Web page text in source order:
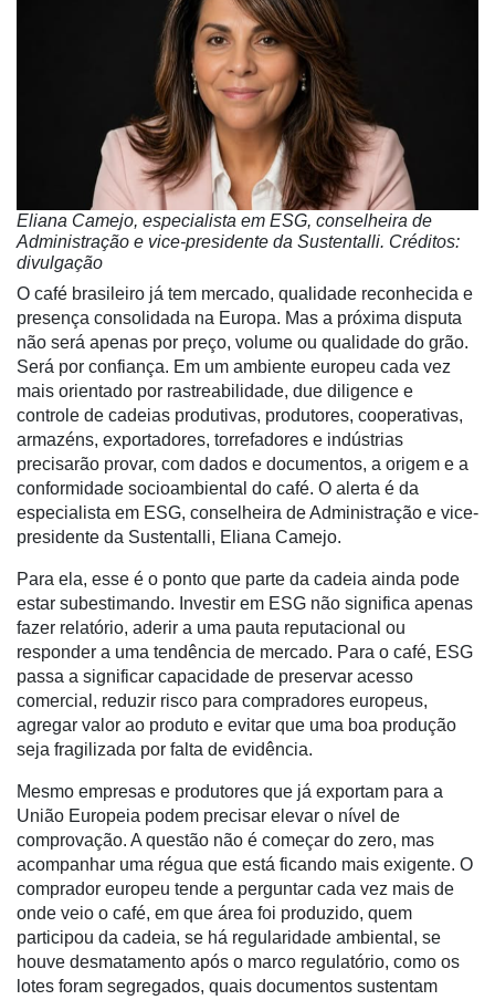
Cadastre-
se
Minha
conta
Notícias
Mercado
Troca
Cadeira
Artigos
Agenda
Eliana Camejo, especialista em ESG, conselheira de
Administração e vice-presidente da Sustentalli. Créditos:
divulgação
O café brasileiro já tem mercado, qualidade reconhecida e
presença consolidada na Europa. Mas a próxima disputa
não será apenas por preço, volume ou qualidade do grão.
Será por confiança. Em um ambiente europeu cada vez
mais orientado por rastreabilidade, due diligence e
controle de cadeias produtivas, produtores, cooperativas,
armazéns, exportadores, torrefadores e indústrias
precisarão provar, com dados e documentos, a origem e a
conformidade socioambiental do café. O alerta é da
especialista em ESG, conselheira de Administração e vice-
presidente da Sustentalli, Eliana Camejo.
Para ela, esse é o ponto que parte da cadeia ainda pode
estar subestimando. Investir em ESG não significa apenas
fazer relatório, aderir a uma pauta reputacional ou
responder a uma tendência de mercado. Para o café, ESG
passa a significar capacidade de preservar acesso
comercial, reduzir risco para compradores europeus,
agregar valor ao produto e evitar que uma boa produção
seja fragilizada por falta de evidência.
Mesmo empresas e produtores que já exportam para a
União Europeia podem precisar elevar o nível de
comprovação. A questão não é começar do zero, mas
acompanhar uma régua que está ficando mais exigente. O
comprador europeu tende a perguntar cada vez mais de
onde veio o café, em que área foi produzido, quem
participou da cadeia, se há regularidade ambiental, se
houve desmatamento após o marco regulatório, como os
lotes foram segregados, quais documentos sustentam